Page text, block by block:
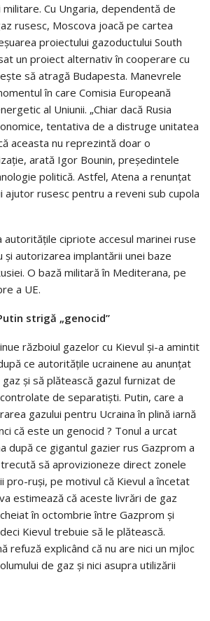
Cu Ungaria, dependentă de
rusesc, Moscova joacă pe cartea
proiectului gazoductului South
un proiect alternativ în cooperare cu
să atragă Budapesta. Manevrele
în care Comisia Europeană
al Uniunii. „Chiar dacă Rusia
tentativa de a distruge unitatea
aceasta nu reprezintă doar o
arată Igor Bounin, preşedintele
politică. Astfel, Atena a renunţat
ajutor rusesc pentru a reveni sub cupola
autorităţile cipriote accesul marinei ruse
şi autorizarea implantării unei baze
O bază militară în Mediterana, pe
a UE.
strigă „genocid”
războiul gazelor cu Kievul şi-a amintit
ce autorităţile ucrainene au anunţat
şi să plătească gazul furnizat de
de separatişti. Putin, care a
gazului pentru Ucraina în plină iarnă
că este un genocid ? Tonul a urcat
după ce gigantul gazier rus Gazprom a
să aprovizioneze direct zonele
pro-ruşi, pe motivul că Kievul a încetat
estimează că aceste livrări de gaz
în octombrie între Gazprom şi
Kievul trebuie să le plătească.
refuză explicând că nu are nici un mjloc
de gaz şi nici asupra utilizării